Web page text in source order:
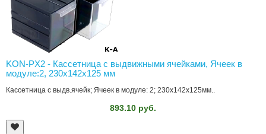
KON-PX2 - Кассетница с выдвижными ячейками, Ячеек в
модуле:2, 230x142x125 мм
Кассетница с выдв.ячейк; Ячеек в модуле: 2; 230x142x125мм..
893.10 руб.